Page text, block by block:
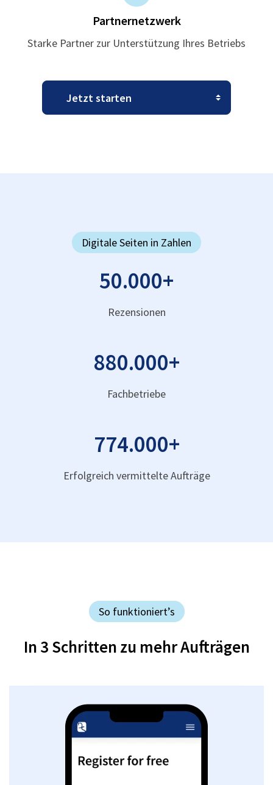
Partnernetzwerk
Starke Partner zur Unterstützung Ihres Betriebs
Digitale Seiten in Zahlen
50.000+
Rezensionen
880.000+
Fachbetriebe
774.000+
Erfolgreich vermittelte Aufträge
So funktioniert’s
In 3 Schritten zu mehr Aufträgen